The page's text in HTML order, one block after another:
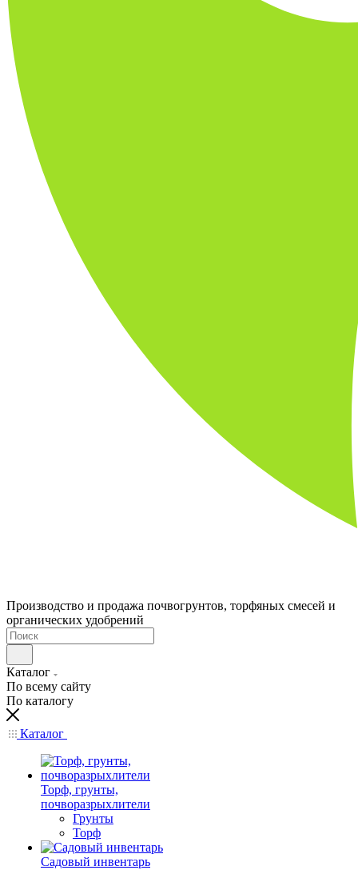
Производство и продажа почвогрунтов, торфяных смесей и
органических удобрений
Каталог
По всему сайту
По каталогу
Каталог
Торф, грунты,
почворазрыхлители
Грунты
Торф
Садовый инвентарь